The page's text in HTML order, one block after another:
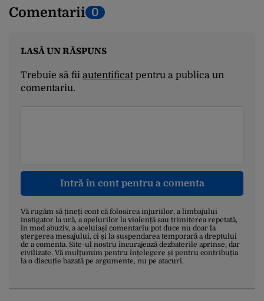
Comentarii 0
LASĂ UN RĂSPUNS
Trebuie să fii autentificatpentru a publica un
comentariu.
Intră în cont pentru a comenta
Vă rugăm să țineți cont că folosirea injuriilor, a limbajului
instigator la ură, a apelurilor la violență sau trimiterea repetată,
în mod abuziv, a aceluiași comentariu pot duce nu doar la
ștergerea mesajului, ci și la suspendarea temporară a dreptului
de a comenta. Site-ul nostru încurajează dezbaterile aprinse, dar
civilizate. Vă mulțumim pentru înțelegere și pentru contribuția
la o discuție bazată pe argumente, nu pe atacuri.